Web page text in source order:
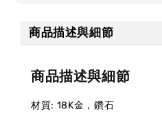
商品描述與細節
商品描述與細節
材質: 18K金，鑽石